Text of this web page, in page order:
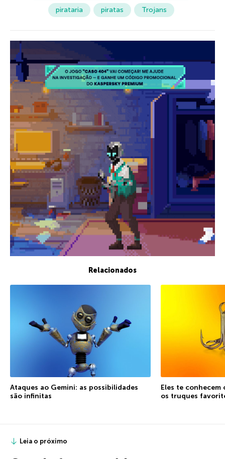
pirataria
piratas Trojans
Relacionados
Ataques ao Gemini: as possibilidades
são infinitas
Eles te conhecem
os truques
Leia o próximo